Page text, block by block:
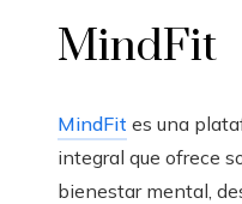
MindFit
MindFit es una
integral que ofrece
bienestar mental,